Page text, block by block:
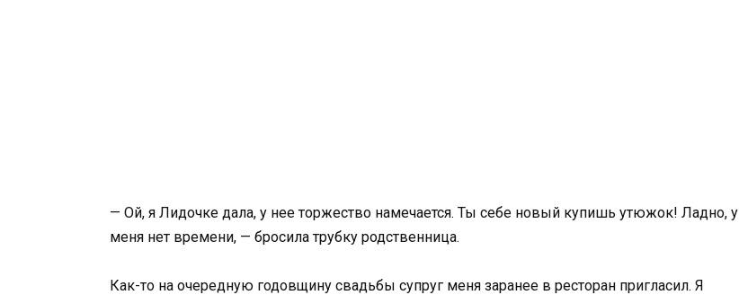
— Ой, я Лидочке дала, у нее торжество намечается. Ты себе новый купишь утюжок! Ладно, у
меня нет времени, — бросила трубку родственница.
Как-то на очередную годовщину свадьбы супруг меня заранее в ресторан пригласил. Я